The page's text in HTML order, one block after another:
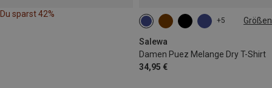
Du sparst 42%
+5 Größen
Salewa
Damen Puez Melange Dry T-Shirt
34,95 €
XS S M